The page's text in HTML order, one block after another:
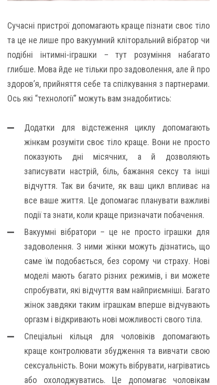
Сучасні пристрої допомагають краще пізнати своє тіло
та це не лише про вакуумний кліторальний вібратор чи
подібні інтимні-іграшки – тут розуміння набагато
глибше. Мова йде не тільки про задоволення, але й про
здоров’я, прийняття себе та спілкування з партнерами.
Ось які “технології” можуть вам знадобитись:
Додатки для відстеження циклу допомагають
жінкам розуміти своє тіло краще. Вони не просто
показують дні місячних, а й дозволяють
записувати настрій, біль, бажання сексу та інші
відчуття. Так ви бачите, як ваш цикл впливає на
все ваше життя. Це допомагає планувати важливі
події та знати, коли краще призначати побачення.
Вакуумні вібратори – це не просто іграшки для
задоволення. З ними жінки можуть дізнатись, що
саме їм подобається, без сорому чи страху. Нові
моделі мають багато різних режимів, і ви можете
спробувати, які відчуття вам найприємніші. Багато
жінок завдяки таким іграшкам вперше відчувають
оргазм і відкривають нові можливості свого тіла.
Спеціальні кільця для чоловіків допомагають
краще контролювати збудження та вивчати свою
сексуальність. Вони можуть вібрувати, нагріватись
або охолоджуватись. Це допомагає чоловікам